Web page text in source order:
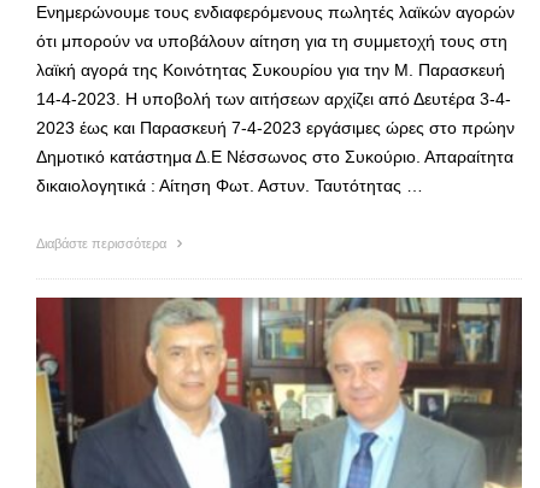
Ενημερώνουμε τους ενδιαφερόμενους πωλητές λαϊκών αγορών
ότι μπορούν να υποβάλουν αίτηση για τη συμμετοχή τους στη
λαϊκή αγορά της Κοινότητας Συκουρίου για την Μ. Παρασκευή
14-4-2023. Η υποβολή των αιτήσεων αρχίζει από Δευτέρα 3-4-
2023 έως και Παρασκευή 7-4-2023 εργάσιμες ώρες στο πρώην
Δημοτικό κατάστημα Δ.Ε Νέσσωνος στο Συκούριο. Απαραίτητα
δικαιολογητικά : Αίτηση Φωτ. Αστυν. Ταυτότητας …
Διαβάστε περισσότερα